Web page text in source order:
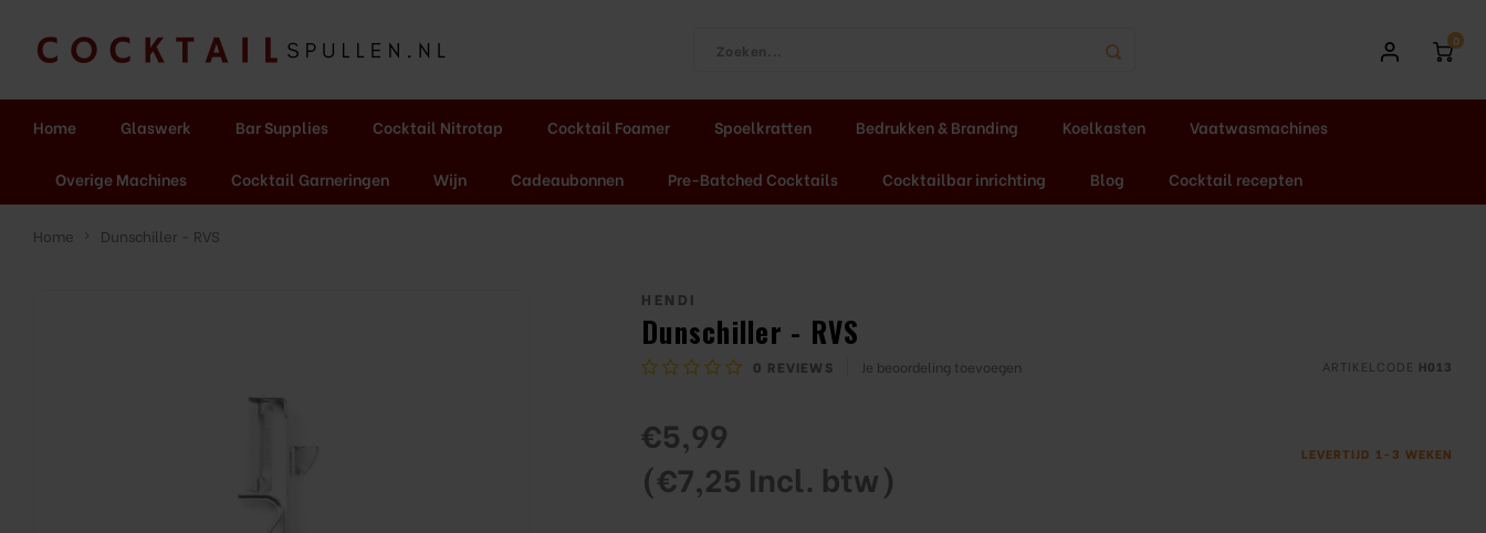
0
Home Glaswerk Bar Supplies Cocktail Nitrotap Cocktail Foamer Spoelkratten Bedrukken & Branding Koelkasten Vaatwasmachines
Overige Machines Cocktail Garneringen Wijn Cadeaubonnen Pre-Batched Cocktails Cocktailbar inrichting Blog Cocktail recepten
Home Dunschiller - RVS
HENDI
Dunschiller - RVS
0 REVIEWS Je beoordeling toevoegen ARTIKELCODE H013
€5,99
(€7,25 Incl. btw)
LEVERTIJD 1-3 WEKEN